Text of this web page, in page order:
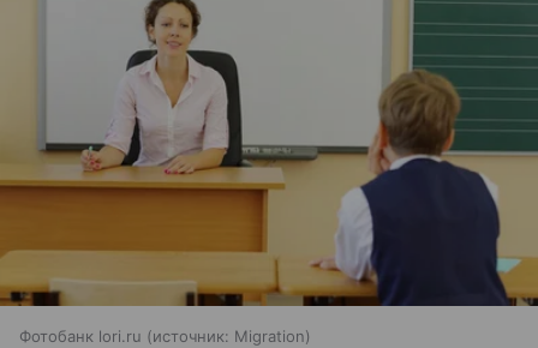
Фотобанк lori.ru источник: Migration